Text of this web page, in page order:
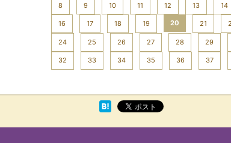
8 9 10 11 12 13 14
16 17 18 19 20 21
24 25 26 27 28 29
32 33 34 35 36 37